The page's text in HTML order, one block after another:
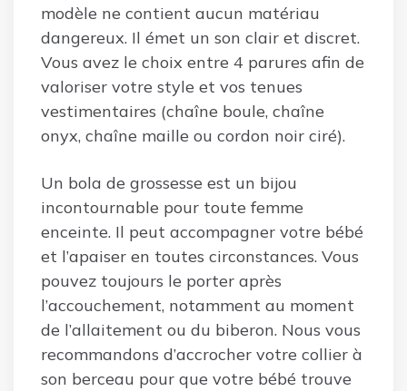
modèle ne contient aucun matériau
dangereux. Il émet un son clair et discret.
Vous avez le choix entre 4 parures afin de
valoriser votre style et vos tenues
vestimentaires (chaîne boule, chaîne
onyx, chaîne maille ou cordon noir ciré).
Un bola de grossesse est un bijou
incontournable pour toute femme
enceinte. Il peut accompagner votre bébé
et l’apaiser en toutes circonstances. Vous
pouvez toujours le porter après
l’accouchement, notamment au moment
de l’allaitement ou du biberon. Nous vous
recommandons d’accrocher votre collier à
son berceau pour que votre bébé trouve